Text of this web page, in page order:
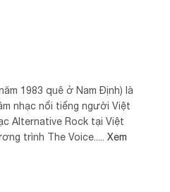
1983 quê ở Nam Định) là
nhạc nổi tiếng người Việt
Alternative Rock tại Việt
trình The Voice..... Xem